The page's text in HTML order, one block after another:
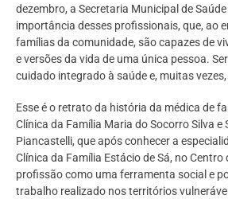
dezembro, a Secretaria Municipal de
importância desses profissionais, que, ao
famílias da comunidade, são capazes de
e versões da vida de uma única pessoa.
cuidado integrado à saúde e, muitas
Esse é o retrato da história da médica de
Clínica da Família Maria do Socorro Silva e
Piancastelli, que após conhecer a
Clínica da Família Estácio de Sá, no Centro
profissão como uma ferramenta social e
trabalho realizado nos territórios